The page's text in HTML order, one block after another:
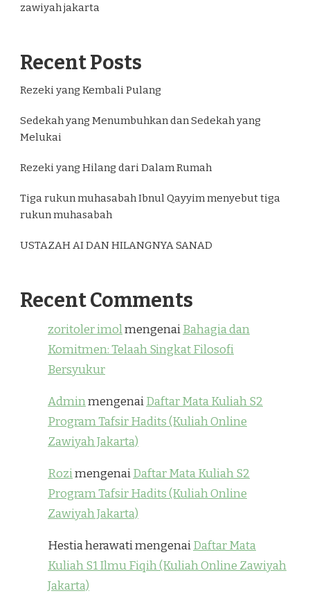
zawiyah jakarta
Recent Posts
Rezeki yang Kembali Pulang
Sedekah yang Menumbuhkan dan Sedekah yang
Melukai
Rezeki yang Hilang dari Dalam Rumah
Tiga rukun muhasabah Ibnul Qayyim menyebut tiga
rukun muhasabah
USTAZAH AI DAN HILANGNYA SANAD
Recent Comments
zoritoler imolmengenaiBahagia dan
Komitmen: Telaah Singkat Filosofi
Bersyukur
AdminmengenaiDaftar Mata Kuliah S2
Program Tafsir Hadits (Kuliah Online
Zawiyah Jakarta)
RozimengenaiDaftar Mata Kuliah S2
Program Tafsir Hadits (Kuliah Online
Zawiyah Jakarta)
Hestia herawatimengenaiDaftar Mata
Kuliah S1 Ilmu Fiqih (Kuliah Online Zawiyah
Jakarta)